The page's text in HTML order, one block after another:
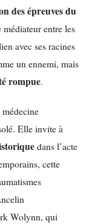
des épreuves du
entre les
avec ses racines
un ennemi, mais
rompue.
Elle invite à
dans l’acte
cette
Wolynn, qui